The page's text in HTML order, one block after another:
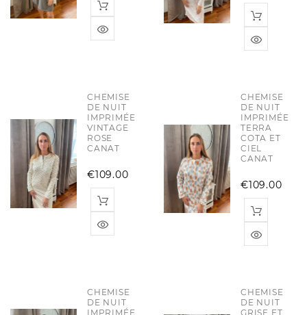
CHEMISE
DE NUIT
IMPRIMÉE
VINTAGE
ROSE
CANAT
€109.00
CHEMISE
DE NUIT
IMPRIMÉE
TERRA
COTA ET
CIEL
CANAT
€109.00
CHEMISE
DE NUIT
IMPRIMÉE
CHEMISE
DE NUIT
GRISE ET